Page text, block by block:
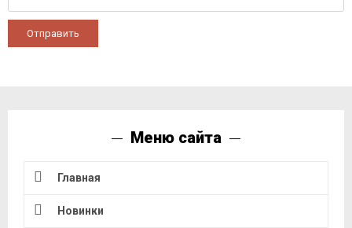
Отправить
Меню сайта
Главная
Новинки